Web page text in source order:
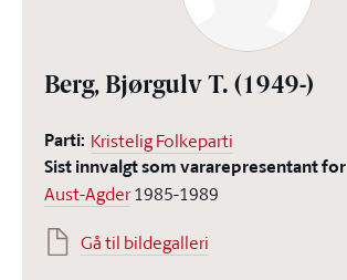
Berg, Bjørgulv T. (1949-)
Parti: Kristelig Folkeparti
Sist innvalgt som vararepresentant for
Aust-Agder1985-1989
Gå til bildegalleri